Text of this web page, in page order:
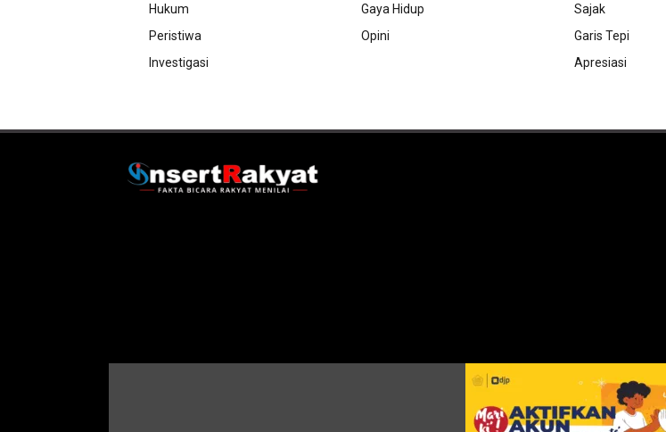
Hukum
Peristiwa
Investigasi
Gaya Hidup
Opini
Sajak
Garis Tepi
Apresiasi